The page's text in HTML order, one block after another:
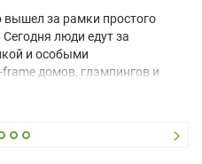
за рамки простого
люди едут за
и особыми
домов, глэмпингов и
растет, и
в соцсетях,